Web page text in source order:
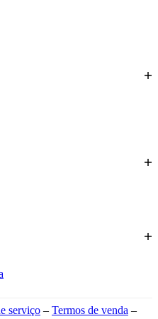
serviço – Termos de venda –